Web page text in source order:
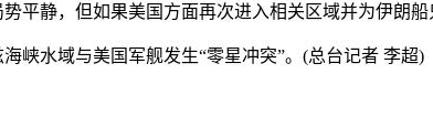
静，但如果美国方面再次进入相关区域并为伊朗船
水域与美国军舰发生“零星冲突”。(总台记者 李超)